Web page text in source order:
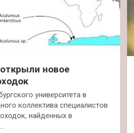
новое
университета в
коллектива специалистов
найденных в